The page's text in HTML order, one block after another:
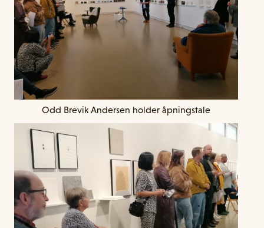
Odd Brevik Andersen holder åpningstale